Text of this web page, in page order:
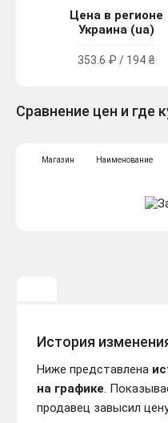
Цена в регионе
Украина (ua)
353.6 ₽ / 194 ₴
Сравнение цен и где
Магазин Наименование
История
Ниже представлена
на графике.
продавец завысил